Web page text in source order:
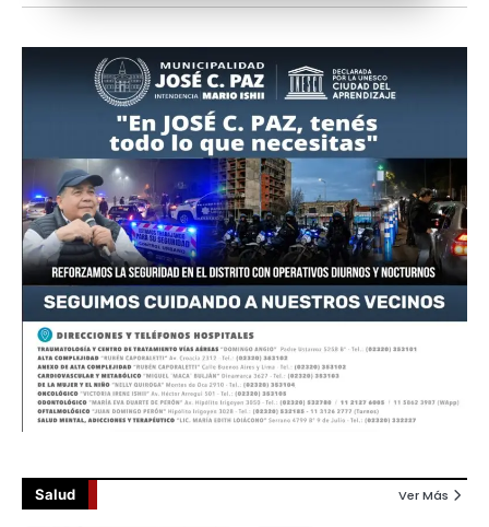
Salud Ver Más